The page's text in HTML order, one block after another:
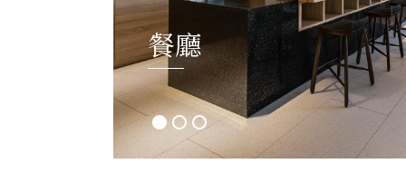
餐廳